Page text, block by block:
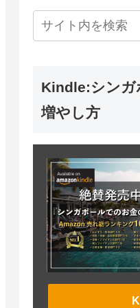
Kindle:シンガ
増やし方